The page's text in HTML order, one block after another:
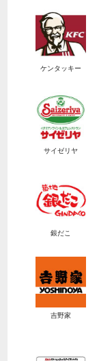
ケンタッキー
サイゼリヤ
銀だこ
吉野家